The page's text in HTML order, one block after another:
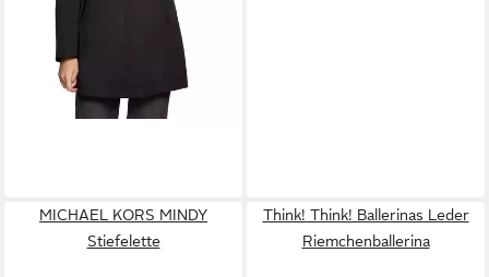
MICHAEL KORS MINDY
Stiefelette
Think! Think! Ballerinas Leder
Riemchenballerina